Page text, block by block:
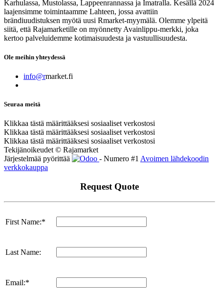
Karhulassa, Mustolassa, Lappeenrannassa ja Imatralla. Kesällä 2024
laajensimme toimintaamme Lahteen, jossa avattiin
brändiuudistuksen myötä uusi Rmarket-myymälä. Olemme ylpeitä
siitä, että Rajamarketille on myönnetty Avainlippu-merkki, joka
kertoo palveluidemme kotimaisuudesta ja vastuullisuudesta.
Ole meihin yhteydessä
info@rmarket.fi
Seuraa meitä
Klikkaa tästä määrittääksesi sosiaaliset verkostosi
Klikkaa tästä määrittääksesi sosiaaliset verkostosi
Klikkaa tästä määrittääksesi sosiaaliset verkostosi
Tekijänoikeudet © Rajamarket
Järjestelmää pyörittää
- Numero #1 Avoimen lähdekoodin
verkkokauppa
Request Quote
First Name:*
Last Name:
Email:*